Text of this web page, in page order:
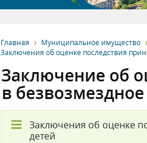
Главная
Муниципальное имущество
Заключения об оценке последствия
Заключение об
в
Заключения об оценке
детей